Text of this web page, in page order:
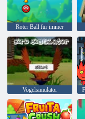
Roter Ball für immer
Vogelsimulator